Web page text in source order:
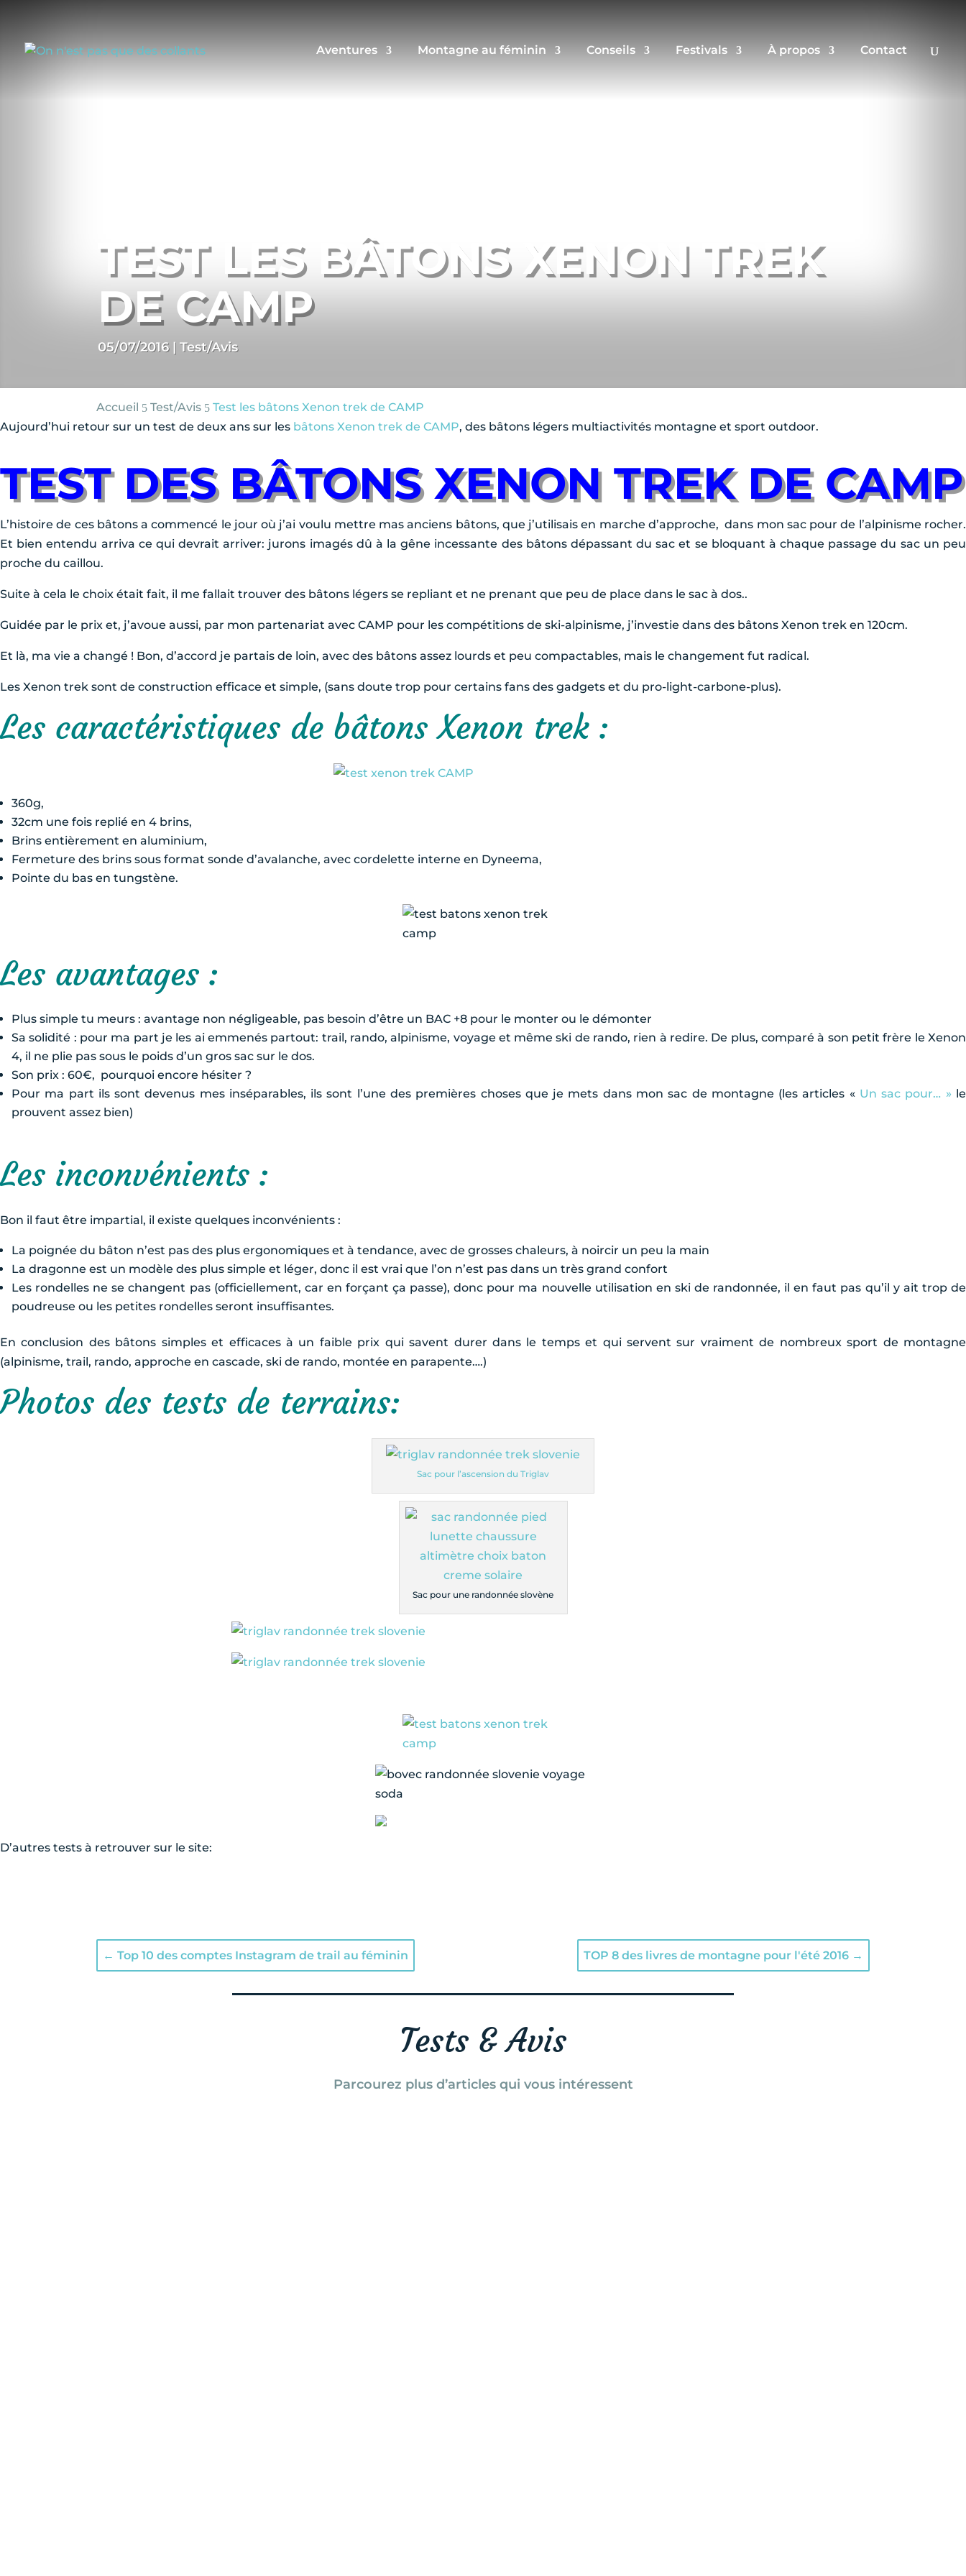
Aventures Montagne au féminin Conseils Festivals À propos Contact
TEST LES BÂTONS XENON TREK
DE CAMP
05/07/2016| Test/Avis
Accueil 5 Test/Avis 5 Test les bâtons Xenon trek de CAMP
Aujourd’hui retour sur un test de deux ans sur les bâtons Xenon trek de CAMP, des bâtons légers multiactivités montagne et sport outdoor.
TEST DES BÂTONS XENON TREK DE CAMP
L’histoire de ces bâtons a commencé le jour où j’ai voulu mettre mas anciens bâtons, que j’utilisais en marche d’approche, dans mon sac pour de l’alpinisme rocher.
Et bien entendu arriva ce qui devrait arriver: jurons imagés dû à la gêne incessante des bâtons dépassant du sac et se bloquant à chaque passage du sac un peu
proche du caillou.
Suite à cela le choix était fait, il me fallait trouver des bâtons légers se repliant et ne prenant que peu de place dans le sac à dos..
Guidée par le prix et, j’avoue aussi, par mon partenariat avec CAMP pour les compétitions de ski-alpinisme, j’investie dans des bâtons Xenon trek en 120cm.
Et là, ma vie a changé ! Bon, d’accord je partais de loin, avec des bâtons assez lourds et peu compactables, mais le changement fut radical.
Les Xenon trek sont de construction efficace et simple, (sans doute trop pour certains fans des gadgets et du pro-light-carbone-plus).
Les caractéristiques de bâtons Xenon trek :
360g,
32cm une fois replié en 4 brins,
Brins entièrement en aluminium,
Fermeture des brins sous format sonde d’avalanche, avec cordelette interne en Dyneema,
Pointe du bas en tungstène.
Les avantages :
Plus simple tu meurs : avantage non négligeable, pas besoin d’être un BAC +8 pour le monter ou le démonter
Sa solidité : pour ma part je les ai emmenés partout: trail, rando, alpinisme, voyage et même ski de rando, rien à redire. De plus, comparé à son petit frère le Xenon
4, il ne plie pas sous le poids d’un gros sac sur le dos.
Son prix : 60€, pourquoi encore hésiter ?
Pour ma part ils sont devenus mes inséparables, ils sont l’une des premières choses que je mets dans mon sac de montagne (les articles « Un sac pour… » le
prouvent assez bien)
Les inconvénients :
Bon il faut être impartial, il existe quelques inconvénients :
La poignée du bâton n’est pas des plus ergonomiques et à tendance, avec de grosses chaleurs, à noircir un peu la main
La dragonne est un modèle des plus simple et léger, donc il est vrai que l’on n’est pas dans un très grand confort
Les rondelles ne se changent pas (officiellement, car en forçant ça passe), donc pour ma nouvelle utilisation en ski de randonnée, il en faut pas qu’il y ait trop de
poudreuse ou les petites rondelles seront insuffisantes.
En conclusion des bâtons simples et efficaces à un faible prix qui savent durer dans le temps et qui servent sur vraiment de nombreux sport de montagne
(alpinisme, trail, rando, approche en cascade, ski de rando, montée en parapente….)
Photos des tests de terrains:
Sac pour l’ascension du Triglav
Sac pour une randonnée slovène
D’autres tests à retrouver sur le site:
←Top 10 des comptes Instagram de trail au féminin TOP 8 des livres de montagne pour l'été 2016→
Tests & Avis
Parcourez plus d’articles qui vous intéressent